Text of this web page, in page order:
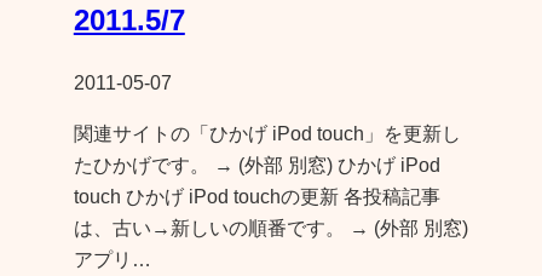
2011.5/7
2011-05-07
関連サイトの「ひかげ iPod touch」を更新し
たひかげです。 → (外部 別窓) ひかげ iPod
touch ひかげ iPod touchの更新 各投稿記事
は、古い→新しいの順番です。 → (外部 別窓)
アプリ…